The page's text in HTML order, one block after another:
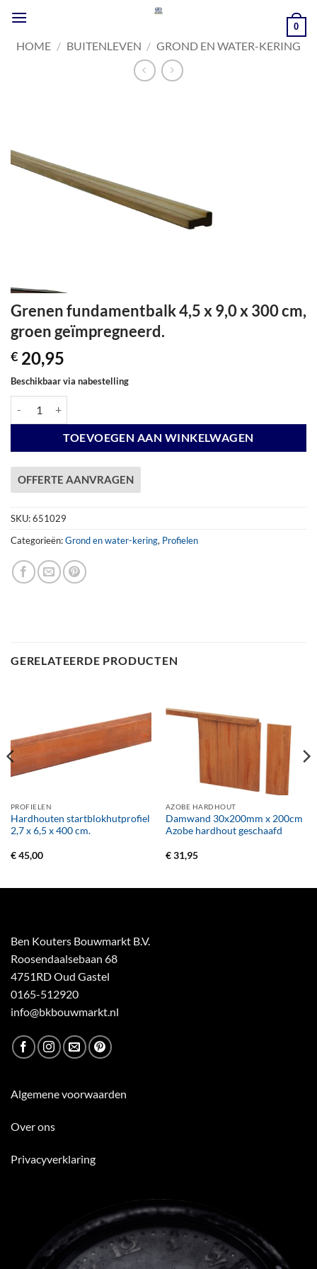
naar
inhoud
0
HOME / BUITENLEVEN / GROND EN WATER-KERING
Grenen fundamentbalk 4,5 x 9,0 x 300 cm,
groen geïmpregneerd.
€ 20,95
Beschikbaar via nabestelling
TOEVOEGEN AAN WINKELWAGEN
OFFERTE AANVRAGEN
SKU:651029
Categorieën:Grond en water-kering, Profielen
GERELATEERDE PRODUCTEN
PROFIELEN
Hardhouten startblokhutprofiel
2,7 x 6,5 x 400 cm.
€45,00
AZOBE HARDHOUT
Damwand 30x200mm x 200cm
Azobe hardhout geschaafd
€31,95
Ben Kouters Bouwmarkt B.V.
Roosendaalsebaan 68
4751RD Oud Gastel
0165-512920
info@bkbouwmarkt.nl
Algemene voorwaarden
Over ons
Privacyverklaring